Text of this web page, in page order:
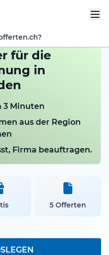
für die
in
3 Minuten
aus der Region
Firma beauftragen.
5 Offerten